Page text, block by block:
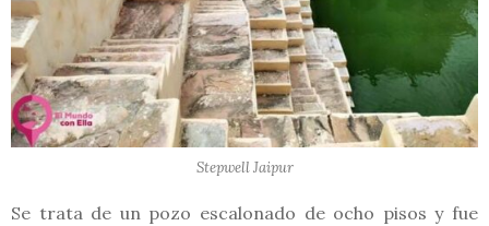
Stepwell Jaipur
Se trata de un pozo escalonado de ocho pisos y fue